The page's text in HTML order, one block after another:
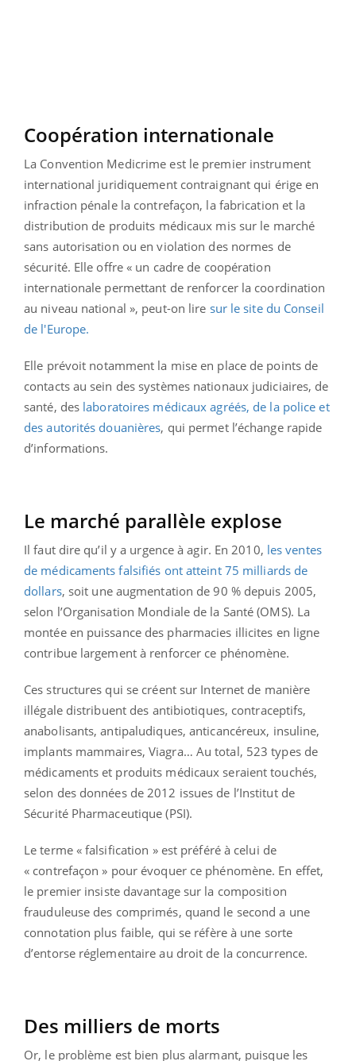
Coopération internationale
La Convention Medicrime est le premier instrument
international juridiquement contraignant qui érige en
infraction pénale la contrefaçon, la fabrication et la
distribution de produits médicaux mis sur le marché
sans autorisation ou en violation des normes de
sécurité. Elle offre « un cadre de coopération
internationale permettant de renforcer la coordination
au niveau national », peut-on lire sur le site du Conseil
de l'Europe.
Elle prévoit notamment la mise en place de points de
contacts au sein des systèmes nationaux judiciaires, de
santé, des laboratoires médicaux agréés, de la police et
des autorités douanières, qui permet l’échange rapide
d’informations.
Le marché parallèle explose
Il faut dire qu’il y a urgence à agir. En 2010, les ventes
de médicaments falsifiés ont atteint 75 milliards de
dollars, soit une augmentation de 90 % depuis 2005,
selon l’Organisation Mondiale de la Santé (OMS). La
montée en puissance des pharmacies illicites en ligne
contribue largement à renforcer ce phénomène.
Ces structures qui se créent sur Internet de manière
illégale distribuent des antibiotiques, contraceptifs,
anabolisants, antipaludiques, anticancéreux, insuline,
implants mammaires, Viagra… Au total, 523 types de
médicaments et produits médicaux seraient touchés,
selon des données de 2012 issues de l’Institut de
Sécurité Pharmaceutique (PSI).
Le terme « falsification » est préféré à celui de
« contrefaçon » pour évoquer ce phénomène. En effet,
le premier insiste davantage sur la composition
frauduleuse des comprimés, quand le second a une
connotation plus faible, qui se réfère à une sorte
d’entorse réglementaire au droit de la concurrence.
Des milliers de morts
Or, le problème est bien plus alarmant, puisque les